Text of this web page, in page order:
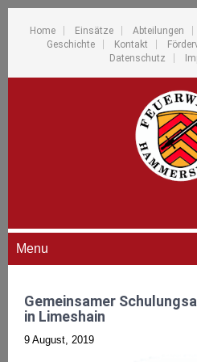
Home Einsätze Abteilungen
Geschichte
Kontakt
Datenschutz
Menu
Gemeinsamer
in Limeshain
9 August, 2019